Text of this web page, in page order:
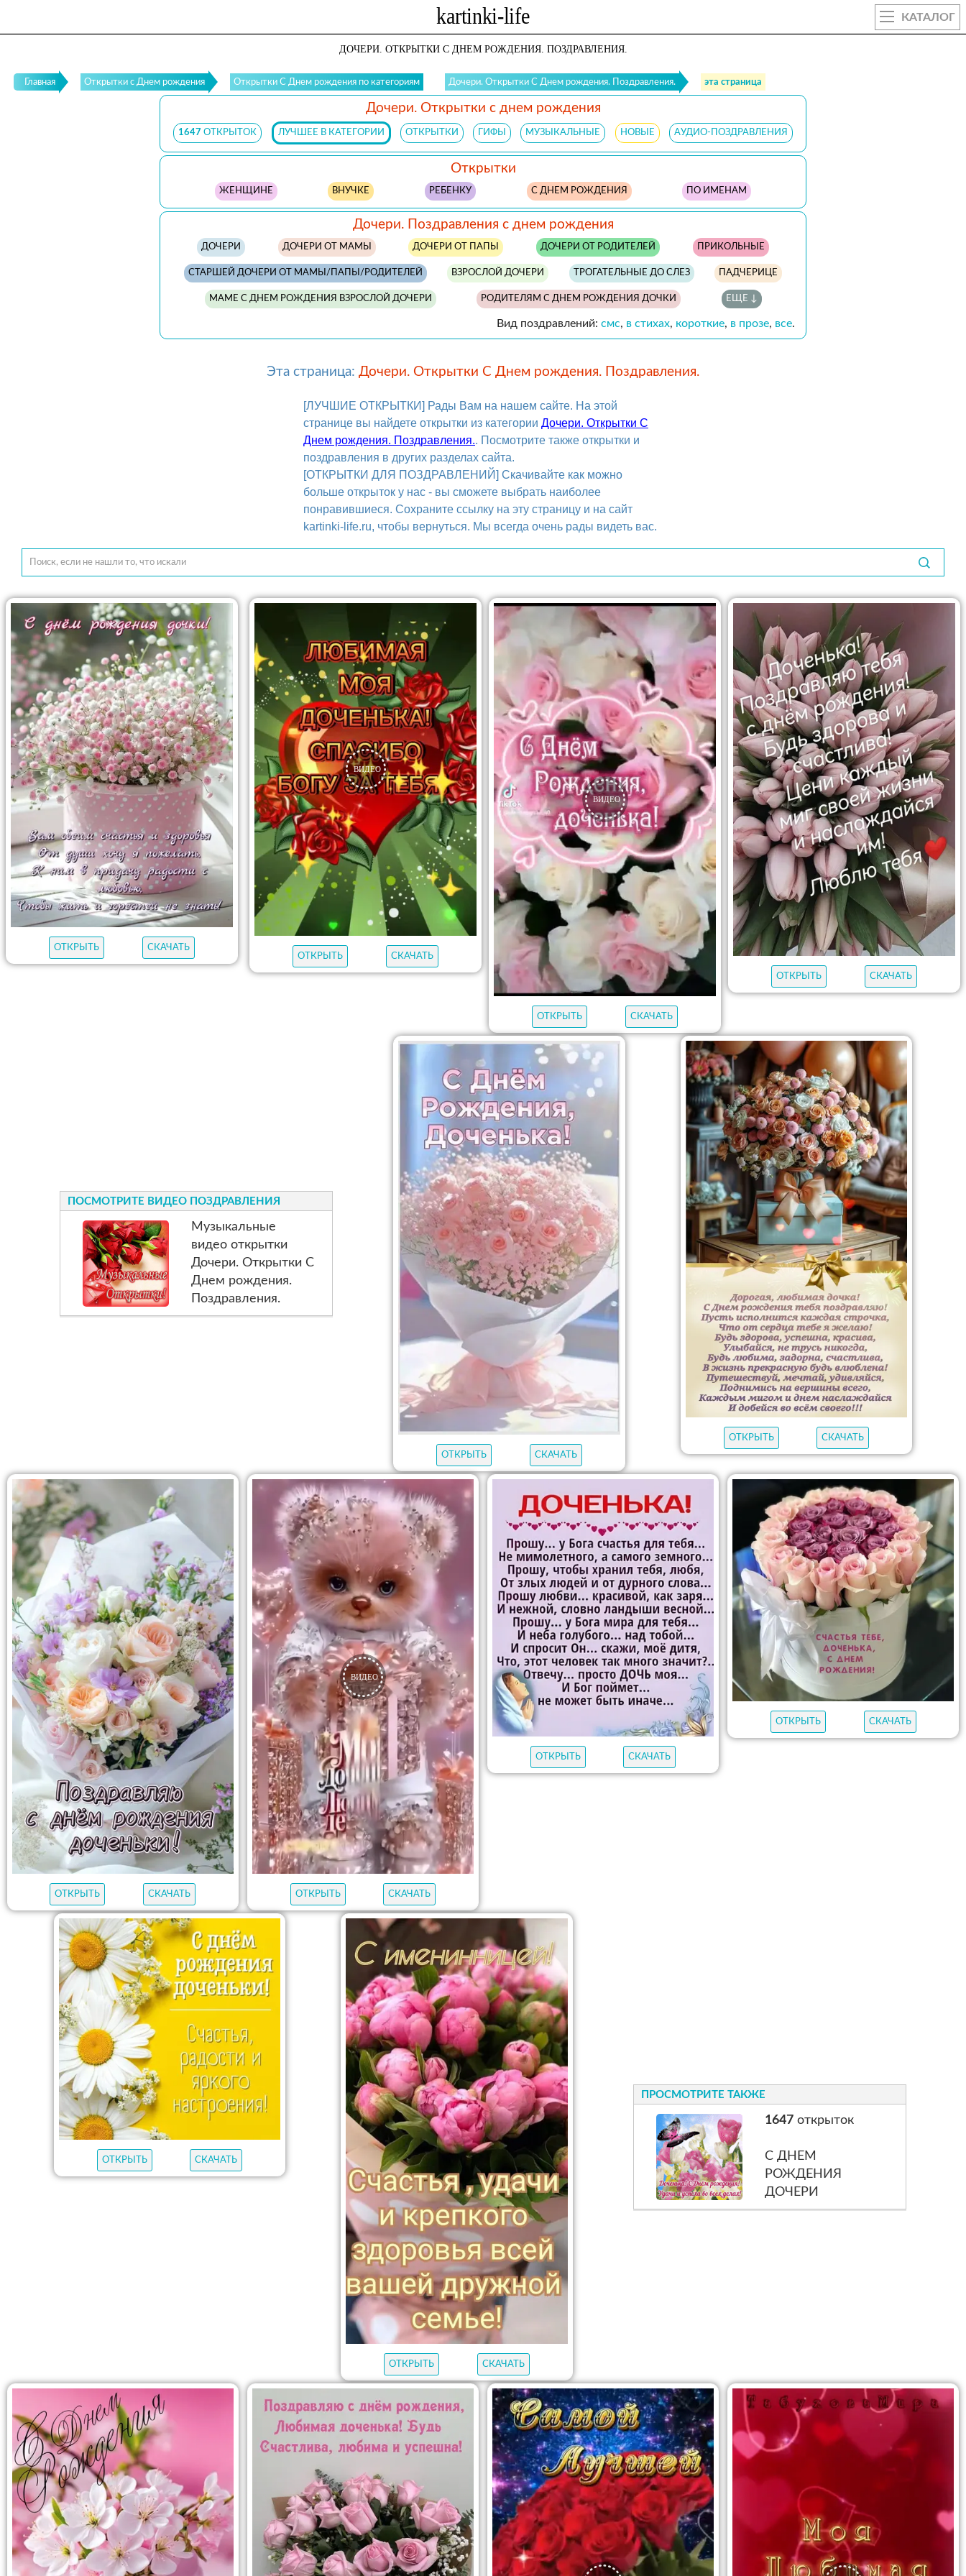
КАТАЛОГ
ДОЧЕРИ. ОТКРЫТКИ С ДНЕМ РОЖДЕНИЯ. ПОЗДРАВЛЕНИЯ.
Главная Открытки с Днем рождения Открытки С Днем рождения по категориям Дочери. Открытки С Днем рождения. Поздравления. эта страница
Дочери. Открытки с днем рождения
1647 ОТКРЫТОК ЛУЧШЕЕ В КАТЕГОРИИ ОТКРЫТКИ ГИФЫ МУЗЫКАЛЬНЫЕ НОВЫЕ АУДИО-ПОЗДРАВЛЕНИЯ
Открытки
ЖЕНЩИНЕ ВНУЧКЕ РЕБЕНКУ С ДНЕМ РОЖДЕНИЯ ПО ИМЕНАМ
Дочери. Поздравления с днем рождения
ДОЧЕРИ ДОЧЕРИ ОТ МАМЫ ДОЧЕРИ ОТ ПАПЫ ДОЧЕРИ ОТ РОДИТЕЛЕЙ ПРИКОЛЬНЫЕ
СТАРШЕЙ ДОЧЕРИ ОТ МАМЫ/ПАПЫ/РОДИТЕЛЕЙ ВЗРОСЛОЙ ДОЧЕРИ ТРОГАТЕЛЬНЫЕ ДО СЛЕЗ ПАДЧЕРИЦЕ
МАМЕ С ДНЕМ РОЖДЕНИЯ ВЗРОСЛОЙ ДОЧЕРИ РОДИТЕЛЯМ С ДНЕМ РОЖДЕНИЯ ДОЧКИ ЕЩЕ ↓
Вид поздравлений: смс, в стихах, короткие, в прозе, все.
Эта страница: Дочери. Открытки С Днем рождения. Поздравления.
[ЛУЧШИЕ ОТКРЫТКИ] Рады Вам на нашем сайте. На этой
странице вы найдете открытки из категории Дочери. Открытки С
Днем рождения. Поздравления.. Посмотрите также открытки и
поздравления в других разделах сайта.
[ОТКРЫТКИ ДЛЯ ПОЗДРАВЛЕНИЙ] Скачивайте как можно
больше открыток у нас - вы сможете выбрать наиболее
понравившиеся. Сохраните ссылку на эту страницу и на сайт
kartinki-life.ru, чтобы вернуться. Мы всегда очень рады видеть вас.
ОТКРЫТЬ
СКАЧАТЬ
ОТКРЫТЬ
СКАЧАТЬ
ОТКРЫТЬ СКАЧАТЬ
ОТКРЫТЬ СКАЧАТЬ
ПОСМОТРИТЕ ВИДЕО ПОЗДРАВЛЕНИЯ
Музыкальные
видео открытки
Дочери. Открытки С
Днем рождения.
Поздравления.
ОТКРЫТЬ СКАЧАТЬ
ОТКРЫТЬ СКАЧАТЬ
ОТКРЫТЬ СКАЧАТЬ ОТКРЫТЬ СКАЧАТЬ
ОТКРЫТЬ СКАЧАТЬ
ОТКРЫТЬ СКАЧАТЬ
ОТКРЫТЬ СКАЧАТЬ
ОТКРЫТЬ СКАЧАТЬ
ПРОСМОТРИТЕ ТАКЖЕ
1647 открыток
С ДНЕМ
РОЖДЕНИЯ
ДОЧЕРИ